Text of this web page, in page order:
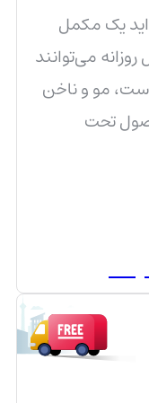
هلث اید یک مکمل
که افراد بالای ۱۲ سال روزانه می‌توانند
مو و ناخن
تحت
کن